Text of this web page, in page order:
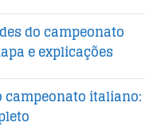
do campeonato
e explicações
campeonato italiano: